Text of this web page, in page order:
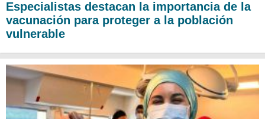
Especialistas destacan la importancia de la
vacunación para proteger a la población
vulnerable